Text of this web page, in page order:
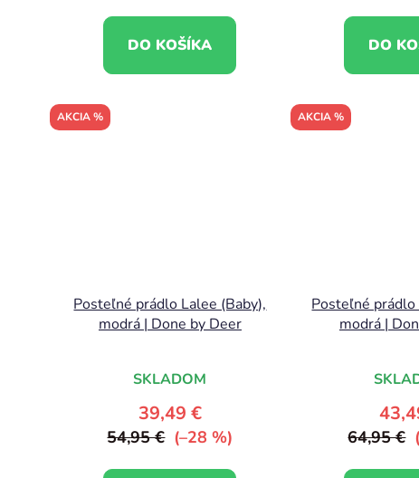
DO KOŠÍKA DO
AKCIA %
Posteľné prádlo Lalee (Baby),
modrá | Done by Deer
SKLADOM
39,49 €
54,95 € (–28 %)
AKCIA %
Posteľné prádlo
modrá |
64,95 €